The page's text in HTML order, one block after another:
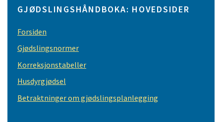
GJØDSLINGSHÅNDBOKA: HOVEDSIDER
Forsiden
Gjødslingsnormer
Korreksjonstabeller
Husdyrgjødsel
Betraktninger om gjødslingsplanlegging